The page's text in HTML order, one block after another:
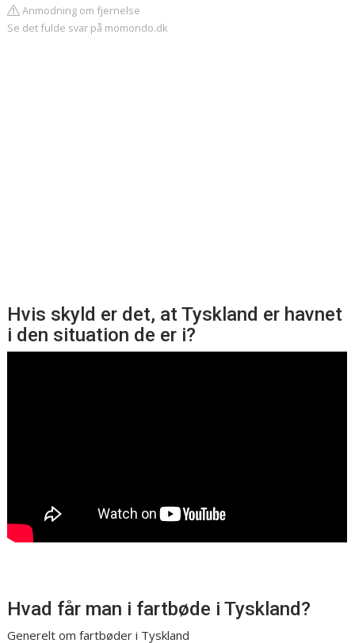
Anmodning om fjernelse
Se det fulde svar på momondo.dk
Hvis skyld er det, at Tyskland er havnet
i den situation de er i?
Hvad får man i fartbøde i Tyskland?
Generelt om fartbøder i Tyskland